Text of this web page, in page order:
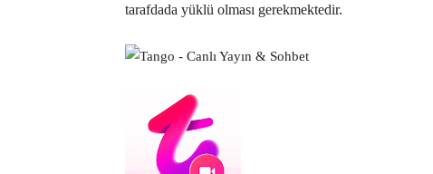
tarafdada yüklü olması gerekmektedir.